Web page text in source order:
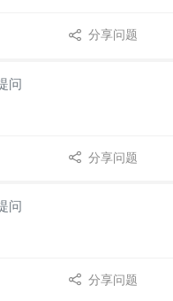
分享问题
问
分享问题
问
分享问题